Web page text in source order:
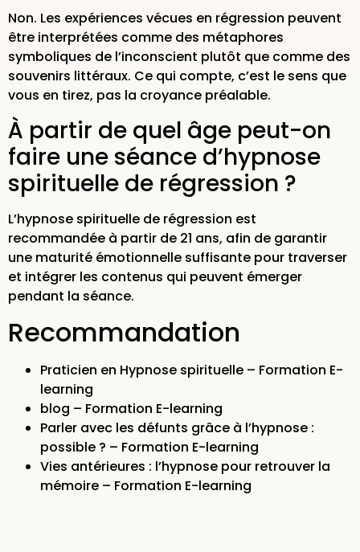
Non. Les expériences vécues en régression peuvent
être interprétées comme des métaphores
symboliques de l’inconscient plutôt que comme des
souvenirs littéraux. Ce qui compte, c’est le sens que
vous en tirez, pas la croyance préalable.
À partir de quel âge peut-on
faire une séance d’hypnose
spirituelle de régression ?
L’hypnose spirituelle de régression est
recommandée à partir de 21 ans, afin de garantir
une maturité émotionnelle suffisante pour traverser
et intégrer les contenus qui peuvent émerger
pendant la séance.
Recommandation
Praticien en Hypnose spirituelle – Formation E-
learning
blog – Formation E-learning
Parler avec les défunts grâce à l’hypnose :
possible ? – Formation E-learning
Vies antérieures : l’hypnose pour retrouver la
mémoire – Formation E-learning